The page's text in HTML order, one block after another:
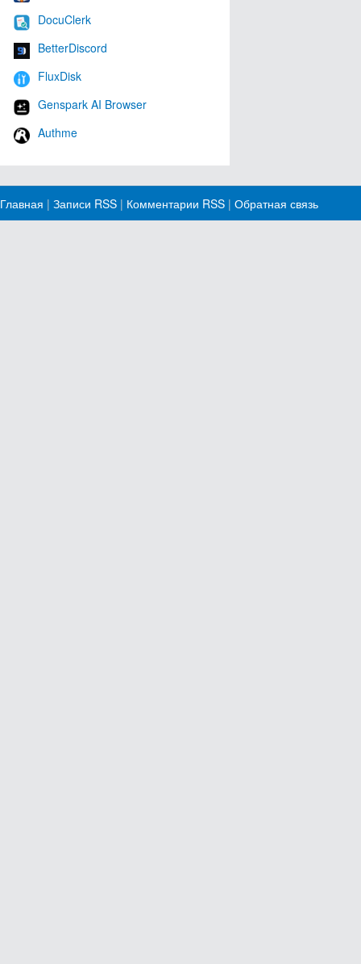
DocuClerk
BetterDiscord
FluxDisk
Genspark AI Browser
Authme
Главная | Записи RSS | Комментарии RSS | Обратная связь